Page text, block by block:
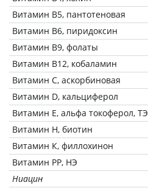
Витамин В5, пантотеновая
Витамин В6, пиридоксин
Витамин В9, фолаты
Витамин В12, кобаламин
Витамин C, аскорбиновая
Витамин D, кальциферол
Витамин Е, альфа токоферол, ТЭ
Витамин Н, биотин
Витамин К, филлохинон
Витамин РР, НЭ
Ниацин